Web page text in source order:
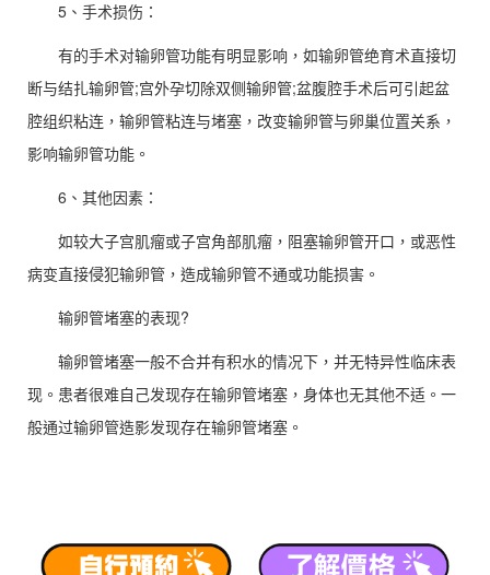
5、手术损伤：
有的手术对输卵管功能有明显影响，如输卵管绝育术直接切
断与结扎输卵管;宫外孕切除双侧输卵管;盆腹腔手术后可引起盆
腔组织粘连，输卵管粘连与堵塞，改变输卵管与卵巢位置关系，
影响输卵管功能。
6、其他因素：
如较大子宫肌瘤或子宫角部肌瘤，阻塞输卵管开口，或恶性
病变直接侵犯输卵管，造成输卵管不通或功能损害。
输卵管堵塞的表现?
输卵管堵塞一般不合并有积水的情况下，并无特异性临床表
现。患者很难自己发现存在输卵管堵塞，身体也无其他不适。一
般通过输卵管造影发现存在输卵管堵塞。